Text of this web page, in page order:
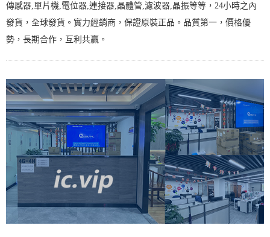
傳感器,單片機,電位器,連接器,晶體管,濾波器,晶振等等，24小時之內
發貨，全球發貨。實力經銷商，保證原裝正品。品質第一，價格優
勢，長期合作，互利共贏。